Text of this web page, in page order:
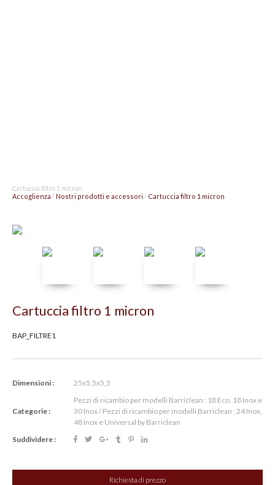
Cartuccia filtro 1 micron
Accoglienza / Nostri prodotti e accessori / Cartuccia filtro 1 micron
Cartuccia filtro 1 micron
BAP_FILTRE1
Dimensioni : 25x5,5x5,5
Categorie :
Pezzi di ricambio per modelli Barriclean : 18 Eco, 18 Inox e
30 Inox/ Pezzi di ricambio per modelli Barriclean : 24 Inox,
48 Inox e Universal by Barriclean
Suddividere :
Richiesta di prezzo